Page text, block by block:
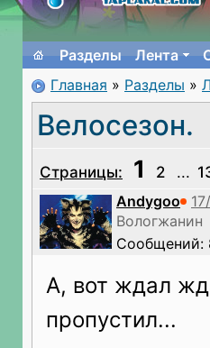
Разделы
Лента
Главная » Разделы »
Велосезон.
Страницы: 1 2 ...
Andygoo
Вологжанин
Сообщений:
А, вот ждал
пропустил...